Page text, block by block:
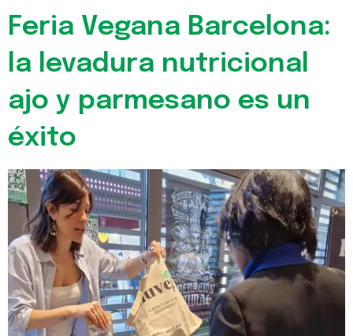
Feria Vegana Barcelona:
la levadura nutricional
ajo y parmesano es un
éxito